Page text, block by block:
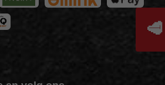
🥩